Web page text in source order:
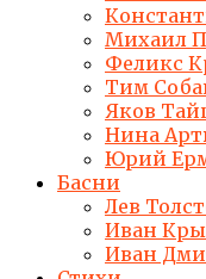
Михаил
Феликс
Тим
Яков
Нина
Юрий
Басни
Лев
Иван
Иван